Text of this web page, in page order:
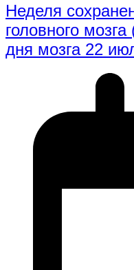
Неделя
головного
дня мозга 22